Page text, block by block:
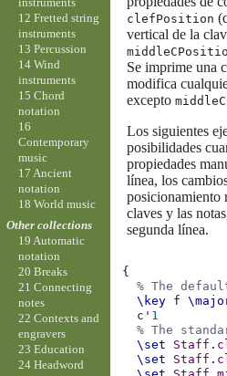
clefPosition
vertical de la
Se imprime una
modifica
excepto
Los siguientes
posibilidades
propiedades
línea, los
posicionamiento
claves y las
segunda línea.
{
% The
\key f
c' 1
% The
\set
Staff .
\set
Staff .
12 Fretted string
instruments
13 Percussion
14 Wind
instruments
15 Chord
notation
16
Contemporary
music
17 Ancient
notation
18 World music
Other collections
19 Automatic
notation
20 Breaks
21 Connecting
notes
22 Contexts and
engravers
23 Education
24 Headword